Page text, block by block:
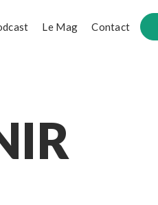
Le Mag Contact